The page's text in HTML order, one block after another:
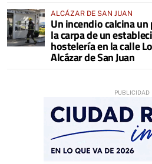
ALCÁZAR DE SAN JUAN
Un incendio calcina un
la carpa de un
hostelería en la calle
Alcázar de San Juan